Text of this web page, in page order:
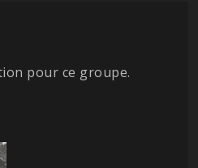
pour ce groupe.